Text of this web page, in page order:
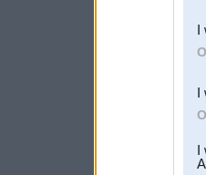
I
I
I